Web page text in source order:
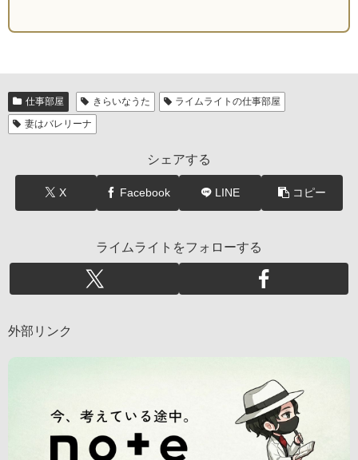
仕事部屋 きらいなうた
ライムライトの仕事部屋
妻はバレリーナ
シェアする
X Facebook LINE コピー
ライムライトをフォローする
外部リンク